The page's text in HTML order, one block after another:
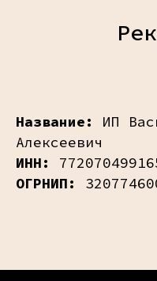
Название:
ИП
Алексеевич
ИНН:
ОГРНИП: